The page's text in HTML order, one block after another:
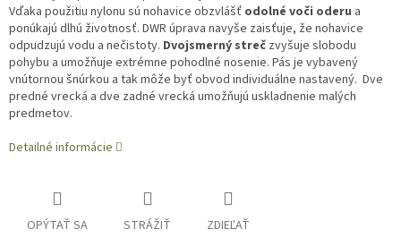
Vďaka použitiu nylonu sú nohavice obzvlášť odolné voči oderu a
ponúkajú dlhú životnosť. DWR úprava navyše zaisťuje, že nohavice
odpudzujú vodu a nečistoty. Dvojsmerný streč zvyšuje slobodu
pohybu a umožňuje extrémne pohodlné nosenie. Pás je vybavený
vnútornou šnúrkou a tak môže byť obvod individuálne nastavený. Dve
predné vrecká a dve zadné vrecká umožňujú uskladnenie malých
predmetov.
Detailné informácie
OPÝTAŤ SA STRÁŽIŤ ZDIEĽAŤ